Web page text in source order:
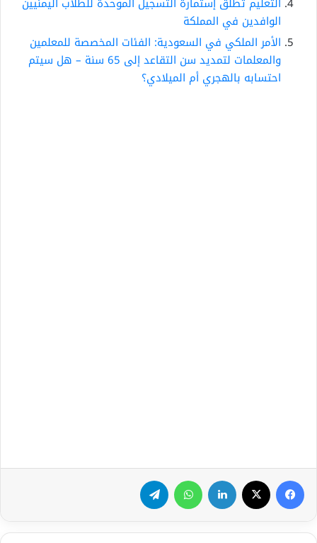
الوافدين في المملكة
الأمر الملكي في السعودية: الفئات المخصصة للمعلمين
والمعلمات لتمديد سن التقاعد إلى 65 سنة – هل سيتم
احتسابه بالهجري أم الميلادي؟
فيسبوك لينكدإن واتساب